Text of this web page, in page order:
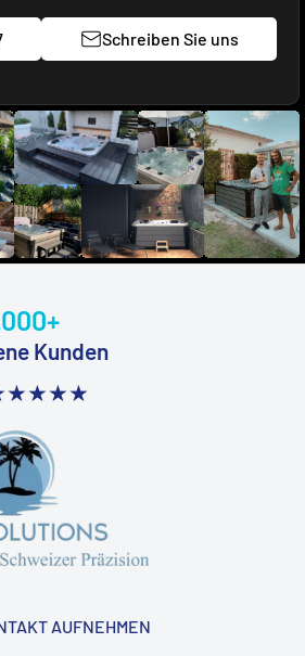
Schreiben Sie uns
Kunden
AUFNEHMEN